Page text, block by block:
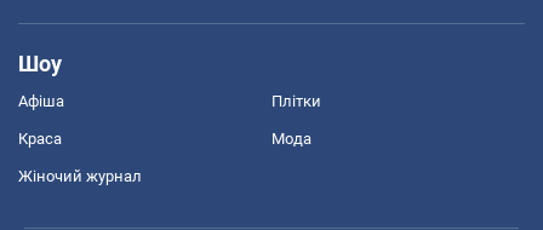
Шоу
Афіша Плітки
Краса Мода
Жіночий журнал